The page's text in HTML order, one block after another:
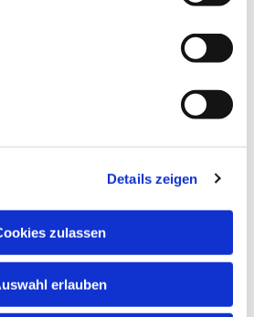
Details zeigen
zulassen
erlauben
Trauung